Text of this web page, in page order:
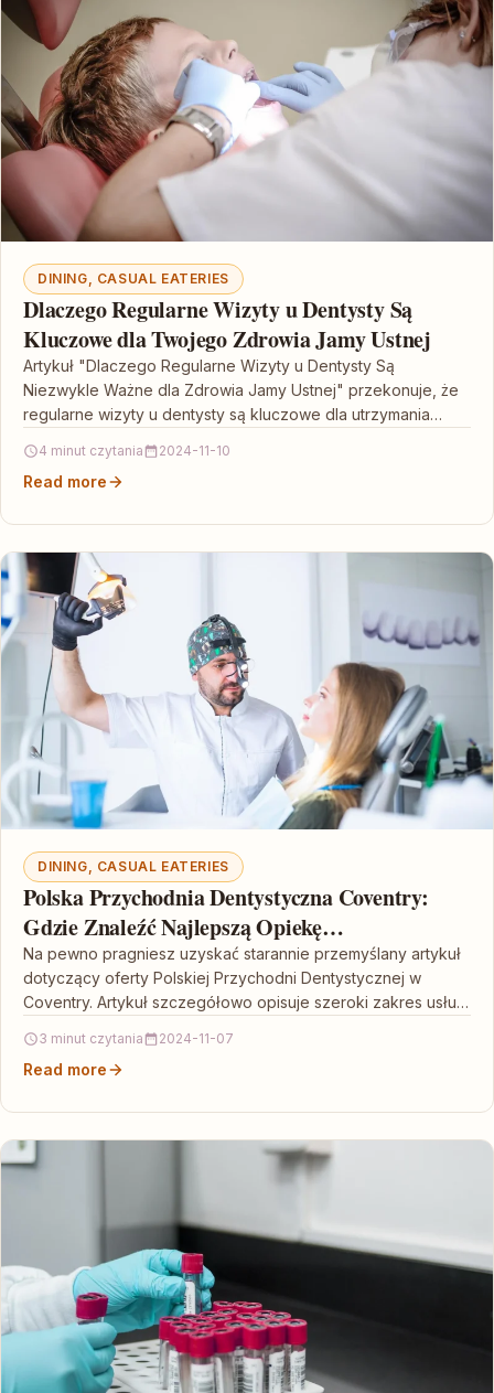
DINING, CASUAL EATERIES
Dlaczego Regularne Wizyty u Dentysty Są
Kluczowe dla Twojego Zdrowia Jamy Ustnej
Artykuł "Dlaczego Regularne Wizyty u Dentysty Są
Niezwykle Ważne dla Zdrowia Jamy Ustnej" przekonuje, że
regularne wizyty u dentysty są kluczowe dla utrzymania
4 minut czytania 2024-11-10
Read more
DINING, CASUAL EATERIES
Polska Przychodnia Dentystyczna Coventry:
Gdzie Znaleźć Najlepszą Opiekę
Stomatologiczną
Na pewno pragniesz uzyskać starannie przemyślany artykuł
dotyczący oferty Polskiej Przychodni Dentystycznej w
Coventry. Artykuł szczegółowo opisuje szeroki zakres usług
3 minut czytania 2024-11-07
Read more